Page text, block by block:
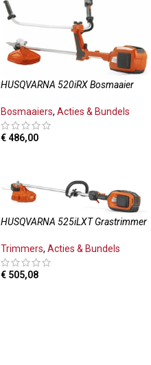
HUSQVARNA 520iRX Bosmaaier
Bosmaaiers, Acties & Bundels
€ 486,00
HUSQVARNA 525iLXT Grastrimmer
Trimmers, Acties & Bundels
€ 505,08